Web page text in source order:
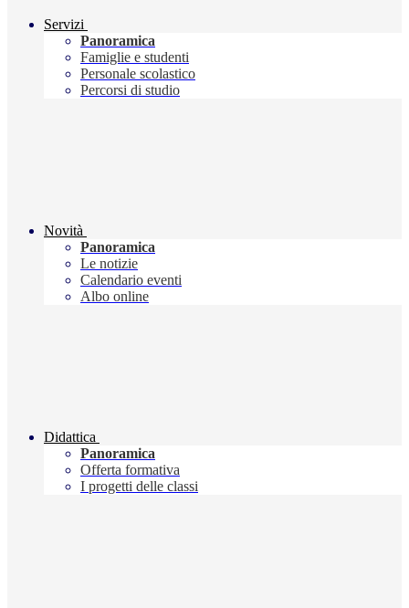
Servizi
Panoramica
Famiglie e studenti
Personale scolastico
Percorsi di studio
Novità
Panoramica
Le notizie
Calendario eventi
Albo online
Didattica
Panoramica
Offerta formativa
I progetti delle classi